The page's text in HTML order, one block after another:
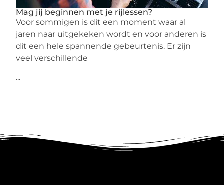
Mag jij beginnen met je rijlessen?
Voor sommigen is dit een moment waar al
jaren naar uitgekeken wordt en voor anderen is
dit een hele spannende gebeurtenis. Er zijn
veel verschillende
...